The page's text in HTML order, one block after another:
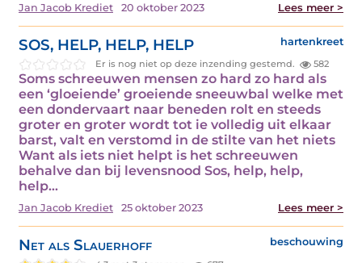
Jan Jacob Krediet 20 oktober 2023 Lees meer >
SOS, HELP, HELP, HELP hartenkreet
Er is nog niet op deze inzending gestemd. 582
Soms schreeuwen mensen zo hard zo hard als
een ‘gloeiende’ groeiende sneeuwbal welke met
een dondervaart naar beneden rolt en steeds
groter en groter wordt tot ie volledig uit elkaar
barst, valt en verstomd in de stilte van het niets
Want als iets niet helpt is het schreeuwen
behalve dan bij levensnood Sos, help, help,
help…
Jan Jacob Krediet 25 oktober 2023 Lees meer >
Net als Slauerhoff beschouwing